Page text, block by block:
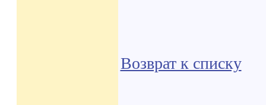
Возврат к списку